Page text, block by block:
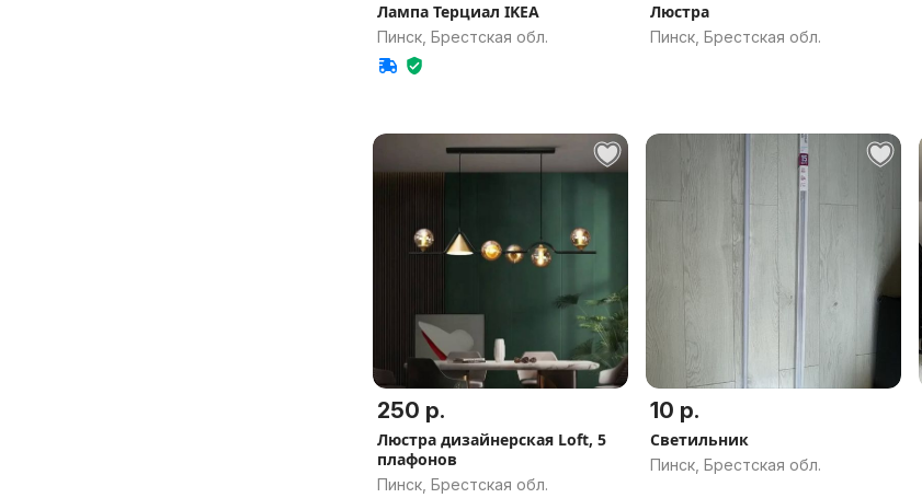
Лампа Терциал IKEA
Пинск, Брестская обл.
Люстра
Пинск, Брестская обл.
250 р.
Люстра дизайнерская Loft, 5
плафонов
Пинск, Брестская обл.
10 р.
Светильник
Пинск, Брестская обл.